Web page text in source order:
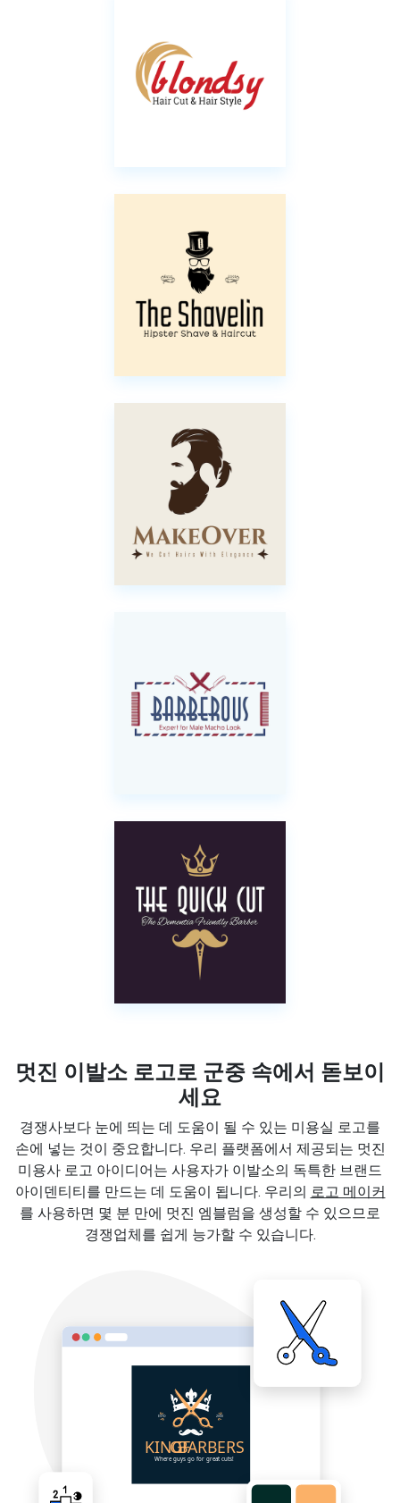
멋진 이발소 로고로 군중 속에서 돋보이
세요
경쟁사보다 눈에 띄는 데 도움이 될 수 있는 미용실 로고를
손에 넣는 것이 중요합니다. 우리 플랫폼에서 제공되는 멋진
미용사 로고 아이디어는 사용자가 이발소의 독특한 브랜드
아이덴티티를 만드는 데 도움이 됩니다. 우리의 로고 메이커
를 사용하면 몇 분 만에 멋진 엠블럼을 생성할 수 있으므로
경쟁업체를 쉽게 능가할 수 있습니다.